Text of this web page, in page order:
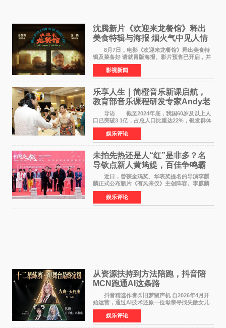
沈腾新片《欢迎来龙餐馆》释出
美食特辑与海报 烟火气中见人情
温暖
8月7日，电影《欢迎来龙餐馆》释出美食特
辑及菜备好 请就胃版海报。影片预售已开启，并
将于8月8日至10日14:00-21:00举行全国超前点
映。电影《欢迎来龙餐馆》作为战争美食喜剧大
片，讲述了中国
影视新闻
乐享人生｜简橙音乐新课启航，
教育部音乐课程研发专家Andy老
师重磅入驻领航银龄琴声
导语 截至2024年底，我国60岁及以上人
口已突破3 1亿，占总人口比重达22%，银发群体
的精神文化需求日益凸显。2024年1月，国务院办
公厅印发《关于发展银发经济增进老年人福祉的
意见》——这是
娱乐评论
未拍先热还是人“红”是非多？名
导钦点新人黄筠媞，百佳争鸣霸
气回应
近日，曾获金鸡奖、华表奖提名的导演李麒
麟正式公布新片《有凤来仪》主创阵容。李麒麟
早年凭电影《华容道》获得金鸡奖、华表奖提
名，此后长期参与国内外电影制作，其担任制片
人参与的作品亦曾
娱乐评论
从资源扶持到方法陪跑，抖音陪
MCN跑通AI这条路
抖音精选作者@旧梦留声机 自2026年4月开
始运营，通过AI技术还原一位母亲寻找失散女儿
的故事，凭借强情感表达获得大量用户关注，发
布仅21小时便获得超1亿曝光、超1000万互动。
此后，账号持续沿
娱乐评论